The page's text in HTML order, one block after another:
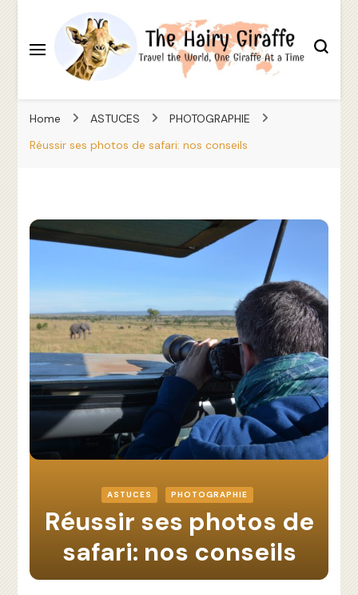
The Hairy Giraffe
Home
ASTUCES
PHOTOGRAPHIE
Réussir ses photos de safari: nos conseils
ASTUCES PHOTOGRAPHIE
Réussir ses photos de
safari: nos conseils